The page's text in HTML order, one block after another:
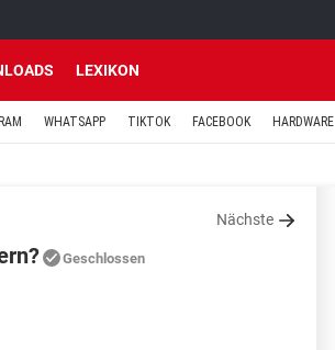
LEXIKON
WHATSAPP TIKTOK FACEBOOK HARDWARE
Nächste
Geschlossen